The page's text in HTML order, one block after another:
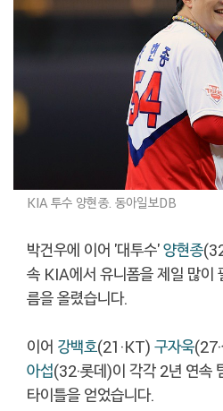
KIA 투수 양현종. 동아일보DB
박건우에 이어 '대투수'양현종
속 KIA에서 유니폼을 제일 많이
름을 올렸습니다.
이어 강백호(21·KT) 구자욱
아섭(32·롯데)이 각각 2년 연속
타이틀을 얻었습니다.